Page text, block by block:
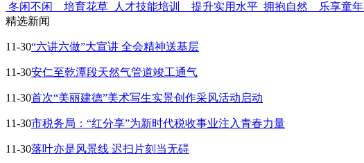
冬闲不闲 培育花草
人才技能培训 提升实用水平 拥抱自然 乐享童年
精选新闻
11-30“六讲六做”大宣讲 全会精神送基层
11-30安仁至乾潭段天然气管道竣工通气
11-30首次“美丽建德”美术写生实景创作采风活动启动
11-30市税务局：“红分享”为新时代税收事业注入青春力量
11-30落叶亦是风景线 迟扫片刻当无碍